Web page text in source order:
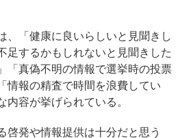
、「健康に良いらしいと見聞きし
足するかもしれないと見聞きした
「真偽不明の情報で選挙時の投票
情報の精査で時間を浪費してい
内容が挙げられている。
啓発や情報提供は十分だと思う